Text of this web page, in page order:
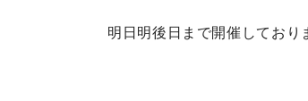
明日明後日まで開催しており